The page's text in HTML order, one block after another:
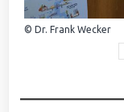
© Dr. Frank Wecker